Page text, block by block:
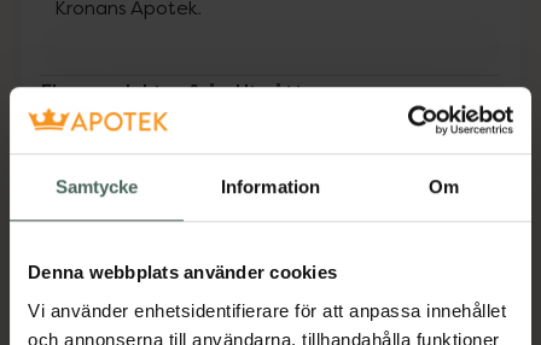
Samtycke Information Om
Denna webbplats använder cookies
Vi använder enhetsidentifierare för att anpassa innehållet
och annonserna till användarna, tillhandahålla funktioner
Kronans Apotek.
Fler produkter från Utgått
Aktuella erbjudanden
Beskrivning Dölj
Intensivkur för torra, sköra naglar. Återfuktar,
förhöjer motståndskraften, stärker och
återuppbygger strukturen i nagelplattan.